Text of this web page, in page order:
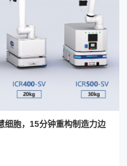
细胞，15分钟重构制造力边